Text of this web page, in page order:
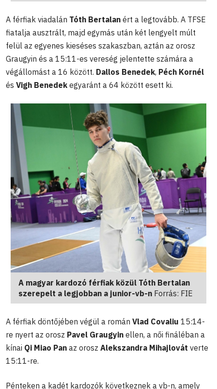
A férfiak viadalán Tóth Bertalan ért a legtovább. A TFSE
fiatalja ausztrált, majd egymás után két lengyelt múlt
felül az egyenes kieséses szakaszban, aztán az orosz
Graugyin és a 15:11-es vereség jelentette számára a
végállomást a 16 között. Dallos Benedek, Péch Kornél
és Vigh Benedek egyaránt a 64 között esett ki.
A magyar kardozó férfiak közül Tóth Bertalan
szerepelt a legjobban a junior-vb-n Forrás: FIE
A férfiak döntőjében végül a román Vlad Covaliu 15:14-
re nyert az orosz Pavel Graugyin ellen, a női fináléban a
kínai Qi Miao Pan az orosz Alekszandra Mihajlovát verte
15:11-re.
Pénteken a kadét kardozók következnek a vb-n, amely